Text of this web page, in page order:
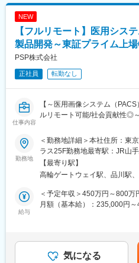
■キャリア
ト。ジョブローテーションや
す。
HP：https://fms-
変更の範囲：会社の定める業務
医用画像処理機器、医用画像
行います。
■研修制度
入社後は、小田原の研修セン
どの基礎技術を学び、先輩社
に慣れていただきます。上記
でもキャッチアップいただけ
※その他年間研修カリキュラム
フレックス制度を導入してお
め、柔軟な働き方が可能です
各担当の負担を軽減し、バラ
きます。休日・夜間の問い合
■待遇・手当
ます。
NEW
【フルリモート】医用シス
製品開発～東証プライム上
PSP株式会社
正社員 転勤なし
仕事内容
【～医用画像システム（
ルリモート可能/社会貢献性◎～
当社が開発している医用シス
を取得し、DICOM変換して検
ーサイド）の開発・保守を担
でもフルリモートワークが可
より多くの患者さんを診るサ
■職務詳細：
■組織体制：
当社の技術本部第2開発部製
勤務地
＜勤務地詳細＞本社住所：東
ラス25F勤務地最寄駅：JR山
煙可能場所あり変更の範囲：
ク含む）
【最寄り駅】
高輪ゲートウェイ駅、品川駅
給与
＜予定年収＞450万円～800万
月額（基本給）：235,000円
年2回※基準額：約4.1ヶ月分/
くまでも目安の金額であり、
気になる